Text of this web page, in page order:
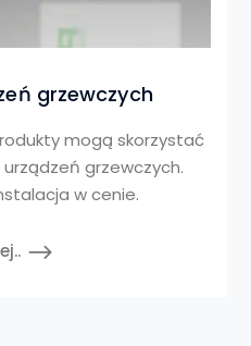
grzewczych
mogą skorzystać
grzewczych.
w cenie.